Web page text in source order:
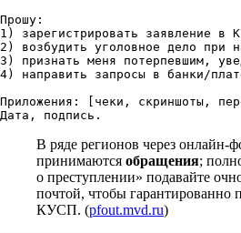
Прошу:
1) зарегистрировать заявление
2) возбудить уголовное дело при
3) признать меня потерпевшим,
4) направить запросы в банки/
Приложения: [чеки, скриншоты,
В ряде регионов через
принимаются обращения;
о преступлении» подавайте
почтой, чтобы гарантированно
КУСП. (pfout.mvd.ru)